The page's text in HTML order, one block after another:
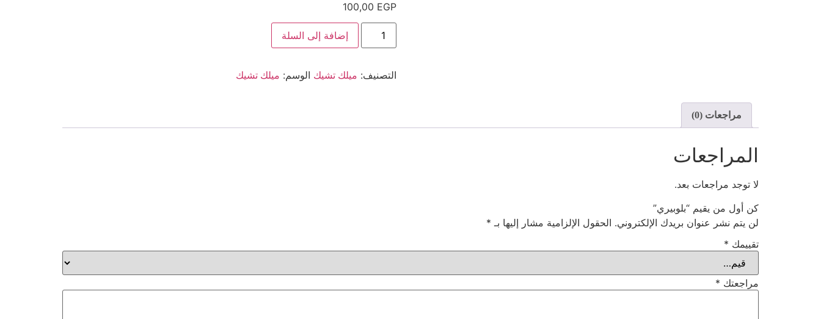
100,00 EGP
إضافة إلى السلة
التصنيف: ميلك تشيك الوسم: ميلك تشيك
مراجعات (0)
المراجعات
لا توجد مراجعات بعد.
كن أول من يقيم “بلوبيري”
لن يتم نشر عنوان بريدك الإلكتروني. الحقول الإلزامية مشار إليها بـ *
تقييمك *
مراجعتك *